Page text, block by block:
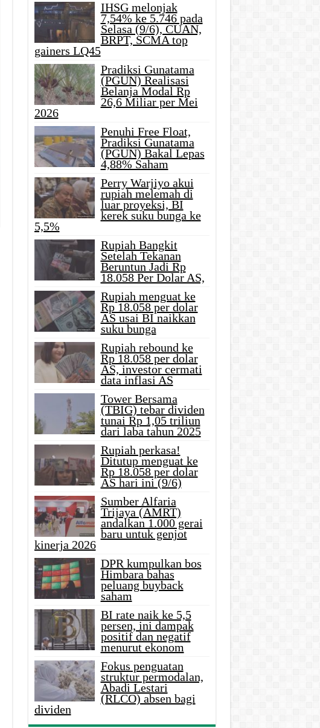
IHSG melonjak
7,54% ke 5.746 pada
Selasa (9/6), CUAN,
BRPT, SCMA top
gainers LQ45
Pradiksi Gunatama
(PGUN) Realisasi
Belanja Modal Rp
26,6 Miliar per Mei
2026
Penuhi Free Float,
Pradiksi Gunatama
(PGUN) Bakal Lepas
4,88% Saham
Perry Warjiyo akui
rupiah melemah di
luar proyeksi, BI
kerek suku bunga ke
5,5%
Rupiah Bangkit
Setelah Tekanan
Beruntun Jadi Rp
18.058 Per Dolar AS,
Rupiah menguat ke
Rp 18.058 per dolar
AS usai BI naikkan
suku bunga
Rupiah rebound ke
Rp 18.058 per dolar
AS, investor cermati
data inflasi AS
Tower Bersama
(TBIG) tebar dividen
tunai Rp 1,05 triliun
dari laba tahun 2025
Rupiah perkasa!
Ditutup menguat ke
Rp 18.058 per dolar
AS hari ini (9/6)
Sumber Alfaria
Trijaya (AMRT)
andalkan 1.000 gerai
baru untuk genjot
kinerja 2026
DPR kumpulkan bos
Himbara bahas
peluang buyback
saham
BI rate naik ke 5,5
persen, ini dampak
positif dan negatif
menurut ekonom
Fokus penguatan
struktur permodalan,
Abadi Lestari
(RLCO) absen bagi
dividen